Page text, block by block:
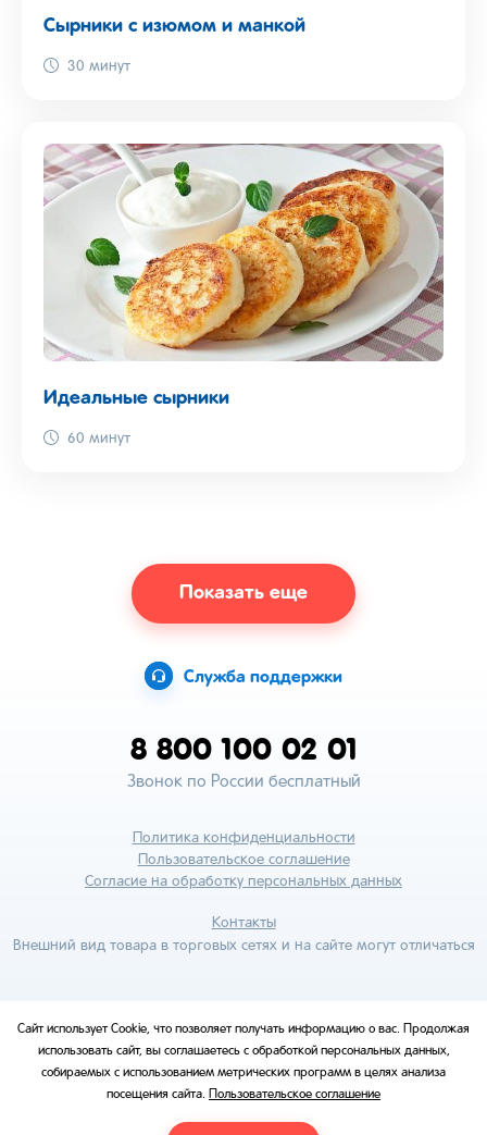
Сырники с изюмом и манкой
30 минут
Идеальные сырники
60 минут
Показать еще
Служба поддержки
8 800 100 02 01
Звонок по России бесплатный
Политика конфиденциальности
Пользовательское соглашение
Согласие на обработку персональных данных
Контакты
Внешний вид товара в торговых сетях и на сайте могут отличаться
Сайт использует Cookie, что позволяет получать информацию о вас. Продолжая
использовать сайт, вы соглашаетесь с обработкой персональных данных,
собираемых с использованием метрических программ в целях анализа
посещения сайта. Пользовательское соглашение